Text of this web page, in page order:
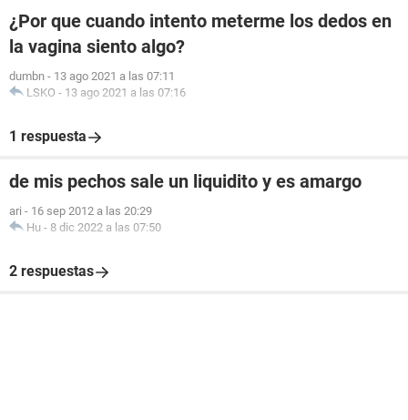
¿Por que cuando intento meterme los dedos en
la vagina siento algo?
dumbn - 13 ago 2021 a las 07:11
LSKO - 13 ago 2021 a las 07:16
1 respuesta
de mis pechos sale un liquidito y es amargo
ari - 16 sep 2012 a las 20:29
Hu - 8 dic 2022 a las 07:50
2 respuestas